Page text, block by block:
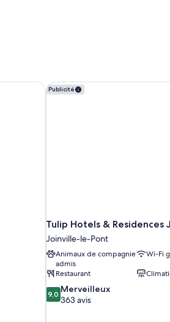
Publicité
Tulip Hotels &
Joinville-le-Pont
Animaux de compagnie
admis
Wi-Fi
Restaurant
9.0
sur
9,0 Merveilleux
363 avis
Tulip Hotels & Residences